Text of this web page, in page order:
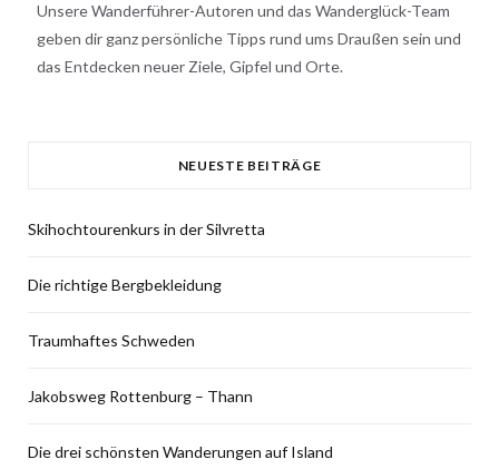
Unsere Wanderführer-Autoren und das Wanderglück-Team
geben dir ganz persönliche Tipps rund ums Draußen sein und
das Entdecken neuer Ziele, Gipfel und Orte.
NEUESTE BEITRÄGE
Skihochtourenkurs in der Silvretta
Die richtige Bergbekleidung
Traumhaftes Schweden
Jakobsweg Rottenburg – Thann
Die drei schönsten Wanderungen auf Island